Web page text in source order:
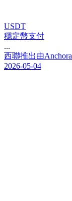
USDT
穩定幣支付
...
西聯推出由Anchora
2026-05-04